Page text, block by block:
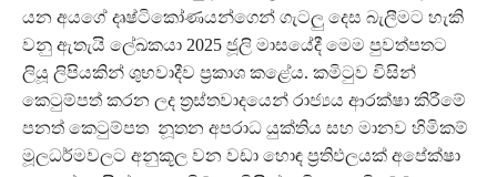
යන අයගේ දෘෂ්ටිකෝණයන්ගෙන් ගැටලු දෙස බැලීමට හැකි
වනු ඇතැයි ලේඛකයා 2025 ජූලි මාසයේදී මෙම පුවත්පතට
ලියූ ලිපියකින් ශුභවාදීව ප්‍රකාශ කළේය. කමිටුව විසින්
කෙටුම්පත් කරන ලද ත්‍රස්තවාදයෙන් රාජ්‍යය ආරක්ෂා කිරීමේ
පනත් කෙටුම්පත නූතන අපරාධ යුක්තිය සහ මානව හිමිකම්
මූලධර්මවලට අනුකූල වන වඩා හොඳ ප්‍රතිඵලයක් අපේක්ෂා